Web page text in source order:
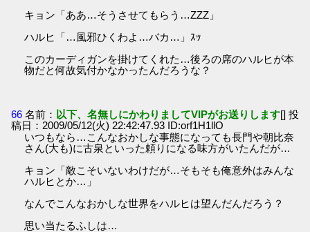
キョン「ああ…そうさせてもらう…ZZZ」
ハルヒ「…風邪ひくわよ…バカ…」ｽｯ
このカーディガンを掛けてくれた…後ろの席のハルヒが本
物だと何故気付かなかったんだろうな？
66 名前： 以下、名無しにかわりましてVIPがお送りします[] 投
稿日：2009/05/12(火) 22:42:47.93 ID:orf1H1llO
いつもなら…こんなおかしな事態になっても長門や朝比奈
さん(大も)に古泉といった頼りになる味方がいたんだが…
キョン「敵こそいないわけだが…そもそも俺意外はみんな
ハルヒとか…」
なんでこんなおかしな世界をハルヒは望んだんだろう？
思い当たるふしは…